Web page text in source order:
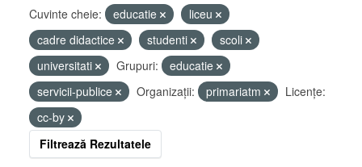
Cuvinte cheie: educatie
liceu
cadre didactice
studenti
scoli
universitati
Grupuri:
educatie
servicii-publice
Organizații: primariatm
Licenţe:
cc-by
Filtrează Rezultatele